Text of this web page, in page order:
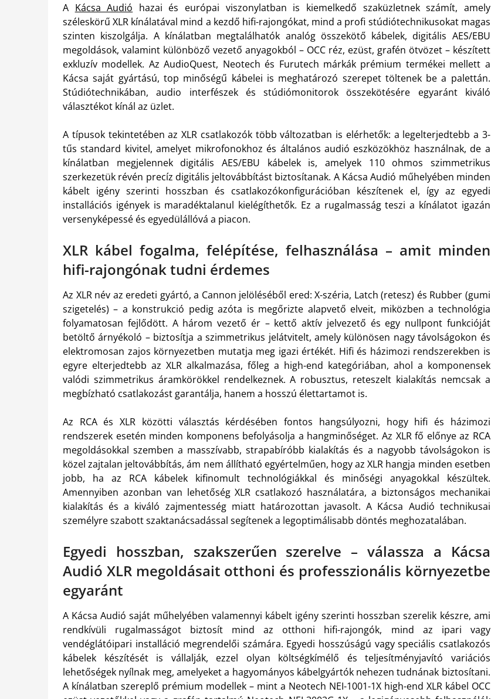
A Kácsa Audió hazai és európai viszonylatban is kiemelkedő szaküzletnek számít, amely
széleskörű XLR kínálatával mind a kezdő hifi-rajongókat, mind a profi stúdiótechnikusokat magas
szinten kiszolgálja. A kínálatban megtalálhatók analóg összekötő kábelek, digitális AES/EBU
megoldások, valamint különböző vezető anyagokból – OCC réz, ezüst, grafén ötvözet – készített
exkluzív modellek. Az AudioQuest, Neotech és Furutech márkák prémium termékei mellett a
Kácsa saját gyártású, top minőségű kábelei is meghatározó szerepet töltenek be a palettán.
Stúdiótechnikában, audio interfészek és stúdiómonitorok összekötésére egyaránt kiváló
választékot kínál az üzlet.
A típusok tekintetében az XLR csatlakozók több változatban is elérhetők: a legelterjedtebb a 3-
tűs standard kivitel, amelyet mikrofonokhoz és általános audió eszközökhöz használnak, de a
kínálatban megjelennek digitális AES/EBU kábelek is, amelyek 110 ohmos szimmetrikus
szerkezetük révén precíz digitális jeltovábbítást biztosítanak. A Kácsa Audió műhelyében minden
kábelt igény szerinti hosszban és csatlakozókonfigurációban készítenek el, így az egyedi
installációs igények is maradéktalanul kielégíthetők. Ez a rugalmasság teszi a kínálatot igazán
versenyképessé és egyedülállóvá a piacon.
XLR kábel fogalma, felépítése, felhasználása – amit minden
hifi-rajongónak tudni érdemes
Az XLR név az eredeti gyártó, a Cannon jelöléséből ered: X-széria, Latch (retesz) és Rubber (gumi
szigetelés) – a konstrukció pedig azóta is megőrizte alapvető elveit, miközben a technológia
folyamatosan fejlődött. A három vezető ér – kettő aktív jelvezető és egy nullpont funkcióját
betöltő árnyékoló – biztosítja a szimmetrikus jelátvitelt, amely különösen nagy távolságokon és
elektromosan zajos környezetben mutatja meg igazi értékét. Hifi és házimozi rendszerekben is
egyre elterjedtebb az XLR alkalmazása, főleg a high-end kategóriában, ahol a komponensek
valódi szimmetrikus áramkörökkel rendelkeznek. A robusztus, reteszelt kialakítás nemcsak a
megbízható csatlakozást garantálja, hanem a hosszú élettartamot is.
Az RCA és XLR közötti választás kérdésében fontos hangsúlyozni, hogy hifi és házimozi
rendszerek esetén minden komponens befolyásolja a hangminőséget. Az XLR fő előnye az RCA
megoldásokkal szemben a masszívabb, strapabíróbb kialakítás és a nagyobb távolságokon is
közel zajtalan jeltovábbítás, ám nem állítható egyértelműen, hogy az XLR hangja minden esetben
jobb, ha az RCA kábelek kifinomult technológiákkal és minőségi anyagokkal készültek.
Amennyiben azonban van lehetőség XLR csatlakozó használatára, a biztonságos mechanikai
kialakítás és a kiváló zajmentesség miatt határozottan javasolt. A Kácsa Audió technikusai
személyre szabott szaktanácsadással segítenek a legoptimálisabb döntés meghozatalában.
Egyedi hosszban, szakszerűen szerelve – válassza a Kácsa
Audió XLR megoldásait otthoni és professzionális környezetbe
egyaránt
A Kácsa Audió saját műhelyében valamennyi kábelt igény szerinti hosszban szerelik készre, ami
rendkívüli rugalmasságot biztosít mind az otthoni hifi-rajongók, mind az ipari vagy
vendéglátóipari installáció megrendelői számára. Egyedi hosszúságú vagy speciális csatlakozós
kábelek készítését is vállalják, ezzel olyan költségkímélő és teljesítményjavító variációs
lehetőségek nyílnak meg, amelyeket a hagyományos kábelgyártók nehezen tudnának biztosítani.
A kínálatban szereplő prémium modellek – mint a Neotech NEI-1001-1X high-end XLR kábel OCC